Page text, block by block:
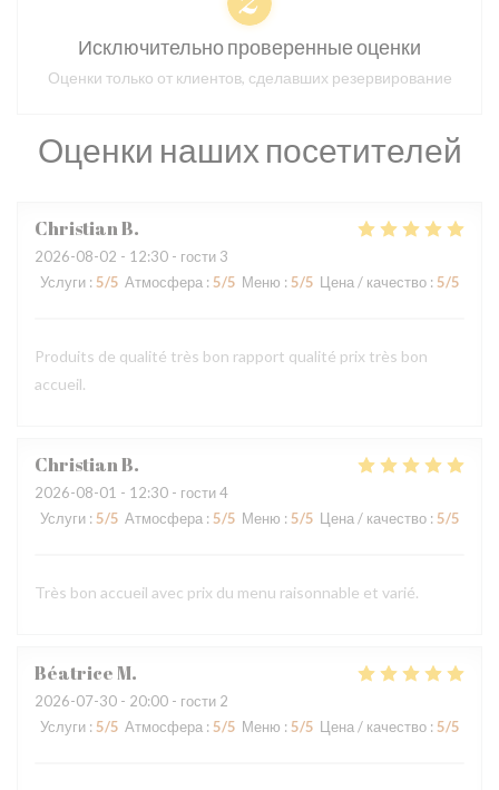
Оценки наших посетителей
ChristianB
2026-08-02 - 12:30 - гости 3
Услуги : 5/5 Атмосфера : 5/5 Меню : 5/5 Цена / качество : 5/5
Produits de qualité très bon rapport qualité prix très bon
accueil.
ChristianB
2026-08-01 - 12:30 - гости 4
Услуги : 5/5 Атмосфера : 5/5 Меню : 5/5 Цена / качество : 5/5
Très bon accueil avec prix du menu raisonnable et varié.
BéatriceM
2026-07-30 - 20:00 - гости 2
Услуги : 5/5 Атмосфера : 5/5 Меню : 5/5 Цена / качество : 5/5
Исключительно проверенные оценки
Оценки только от клиентов, сделавших резервирование